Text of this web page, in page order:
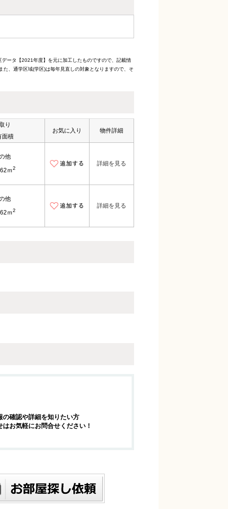
ータ【2021年度】を元に加工したものですので、記載情
、通学区域(学区)は毎年見直しの対象となりますので、そ
り
面積
お気に入り 物件詳細
他
ｍ2
詳細を見る
他
ｍ2
詳細を見る
の確認や詳細を知りたい方
はお気軽にお問合せください！